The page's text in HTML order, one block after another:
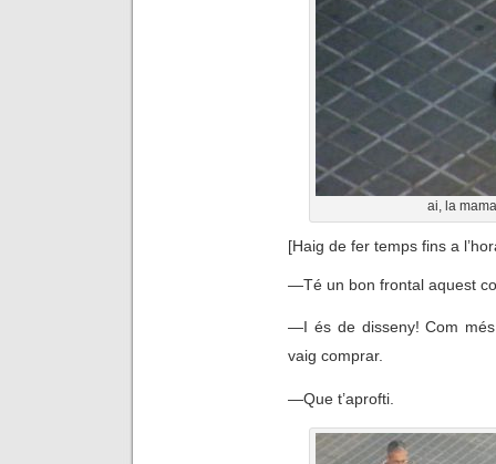
ai, la
[Haig de fer temps fins a
—Té un bon frontal aquest
—I és de disseny! Com
vaig comprar.
—Que t’aprofti.